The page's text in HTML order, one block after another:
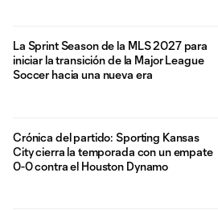
La Sprint Season de la MLS 2027 para
iniciar la transición de la Major League
Soccer hacia una nueva era
Crónica del partido: Sporting Kansas
City cierra la temporada con un empate
0-0 contra el Houston Dynamo